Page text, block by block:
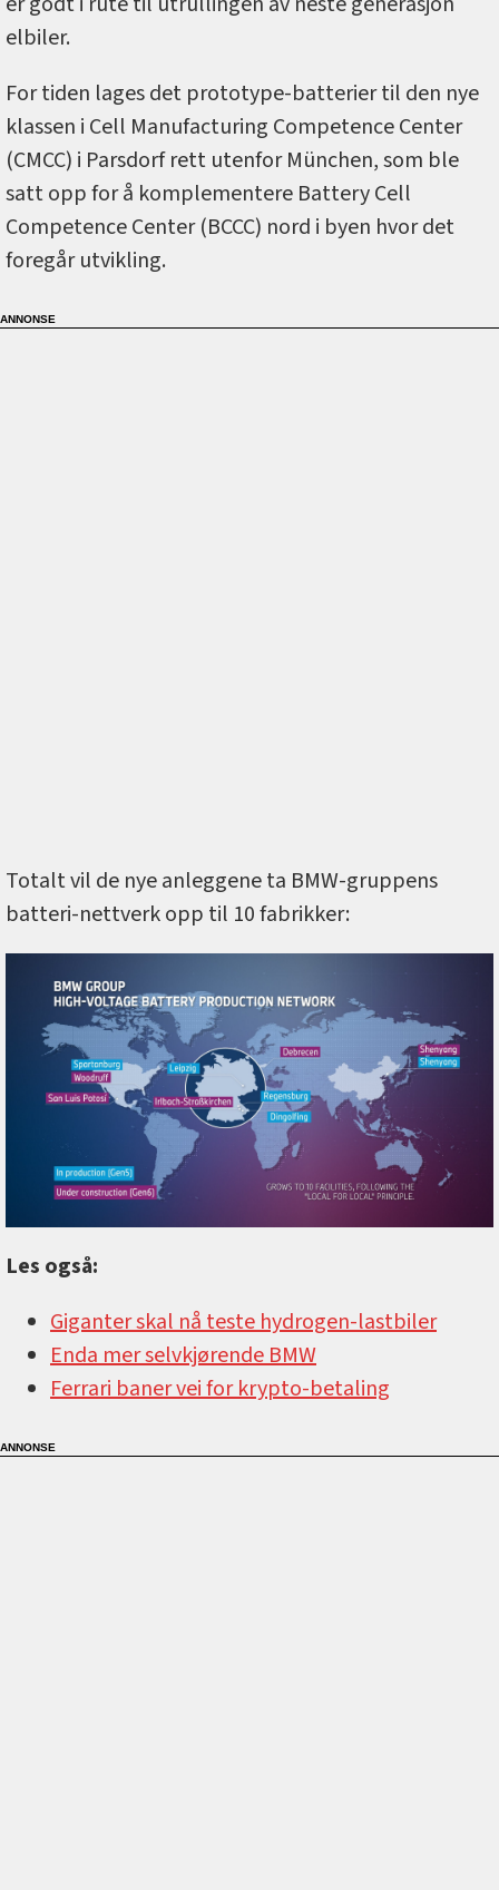
elbiler.
For tiden lages det prototype-batterier til den nye
klassen i Cell Manufacturing Competence Center
(CMCC) i Parsdorf rett utenfor München, som ble
satt opp for å komplementere Battery Cell
Competence Center (BCCC) nord i byen hvor det
foregår utvikling.
Totalt vil de nye anleggene ta BMW-gruppens
batteri-nettverk opp til 10 fabrikker:
Les også:
Giganter skal nå teste hydrogen-lastbiler
Enda mer selvkjørende BMW
Ferrari baner vei for krypto-betaling